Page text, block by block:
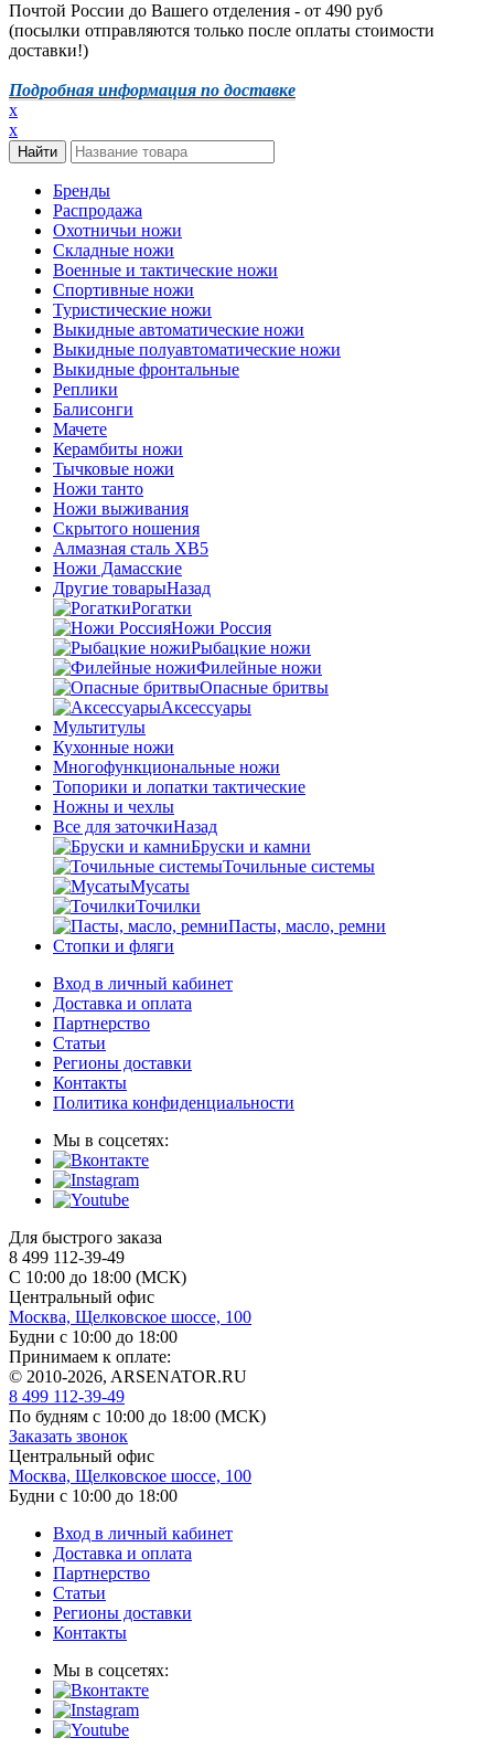
Почтой России до Вашего отделения - от 490 руб
(посылки отправляются только после оплаты стоимости
доставки!)
Подробная информация по доставке
x
x
Бренды
Распродажа
Охотничьи ножи
Складные ножи
Военные и тактические ножи
Спортивные ножи
Туристические ножи
Выкидные автоматические ножи
Выкидные полуавтоматические ножи
Выкидные фронтальные
Реплики
Балисонги
Мачете
Керамбиты ножи
Тычковые ножи
Ножи танто
Ножи выживания
Скрытого ношения
Алмазная сталь ХВ5
Ножи Дамасские
Другие товарыНазад
Рогатки
Ножи Россия
Рыбацкие ножи
Филейные ножи
Опасные бритвы
Аксессуары
Мультитулы
Кухонные ножи
Многофункциональные ножи
Топорики и лопатки тактические
Ножны и чехлы
Все для заточкиНазад
Бруски и камни
Точильные системы
Мусаты
Точилки
Пасты, масло, ремни
Стопки и фляги
Вход в личный кабинет
Доставка и оплата
Партнерство
Статьи
Регионы доставки
Контакты
Политика конфиденциальности
Мы в соцсетях:
Для быстрого заказа
8 499 112-39-49
С 10:00 до 18:00 (МСК)
Центральный офис
Москва, Щелковское шоссе, 100
Будни с 10:00 до 18:00
Принимаем к оплате:
© 2010-2026, ARSENATOR.RU
8 499 112-39-49
По будням с 10:00 до 18:00 (МСК)
Заказать звонок
Центральный офис
Москва, Щелковское шоссе, 100
Будни с 10:00 до 18:00
Вход в личный кабинет
Доставка и оплата
Партнерство
Статьи
Регионы доставки
Контакты
Мы в соцсетях: